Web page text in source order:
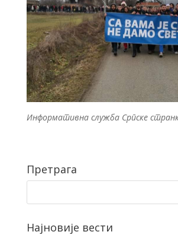
Информативна служба Српске
Претрага
Најновије вести